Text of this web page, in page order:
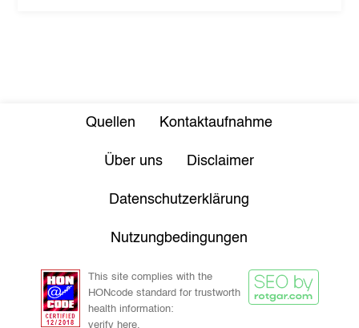
Quellen Kontaktaufnahme
Über uns Disclaimer
Datenschutzerklärung
Nutzungbedingungen
This site complies with the
HONcode standard for trustworth
health information:
verify here.